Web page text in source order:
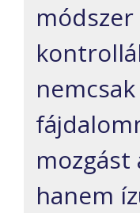
nemcsak
mozgást
hanem